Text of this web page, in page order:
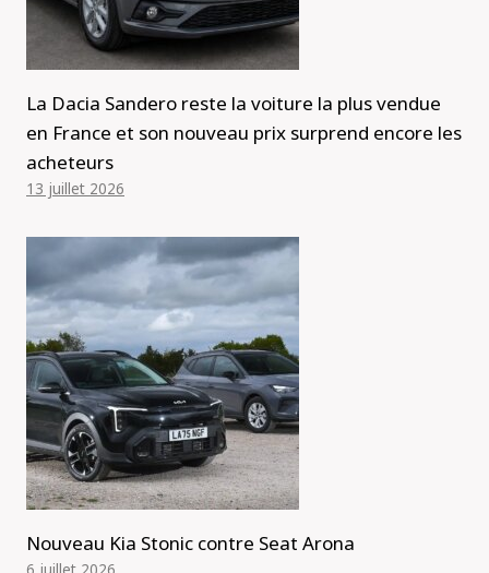
La Dacia Sandero reste la voiture la plus vendue
en France et son nouveau prix surprend encore les
acheteurs
13 juillet 2026
Nouveau Kia Stonic contre Seat Arona